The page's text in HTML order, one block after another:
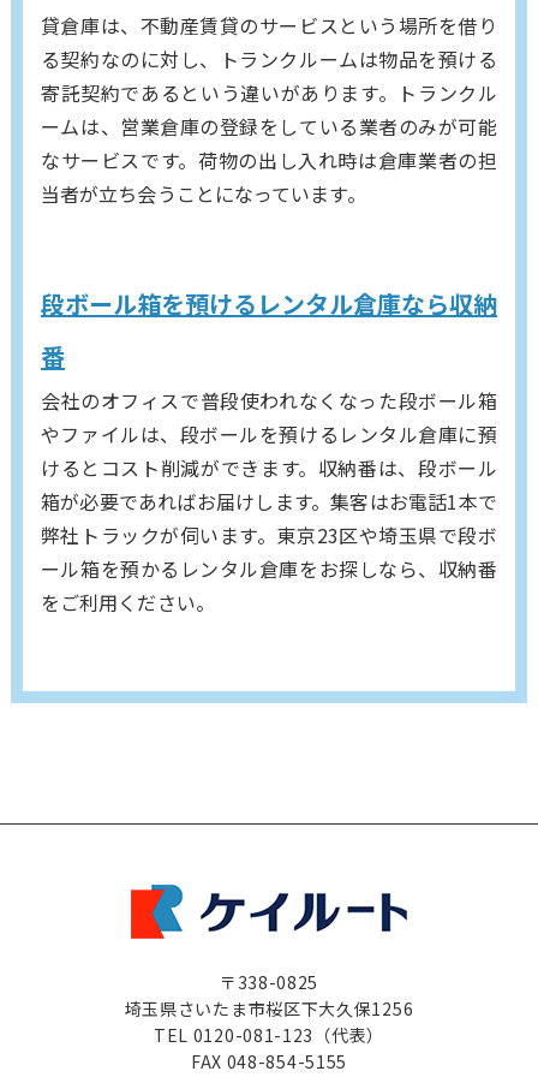
貸倉庫は、不動産賃貸のサービスという場所を借り
る契約なのに対し、トランクルームは物品を預ける
寄託契約であるという違いがあります。トランクル
ームは、営業倉庫の登録をしている業者のみが可能
なサービスです。荷物の出し入れ時は倉庫業者の担
当者が立ち会うことになっています。
段ボール箱を預けるレンタル倉庫なら収納
番
会社のオフィスで普段使われなくなった段ボール箱
やファイルは、段ボールを預けるレンタル倉庫に預
けるとコスト削減ができます。収納番は、段ボール
箱が必要であればお届けします。集客はお電話1本で
弊社トラックが伺います。東京23区や埼玉県で段ボ
ール箱を預かるレンタル倉庫をお探しなら、収納番
をご利用ください。
〒338-0825
埼玉県さいたま市桜区下大久保1256
TEL 0120-081-123（代表）
FAX 048-854-5155